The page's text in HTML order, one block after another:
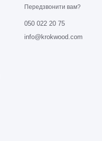
Передзвонити вам?
050 022 20 75
info@krokwood.com